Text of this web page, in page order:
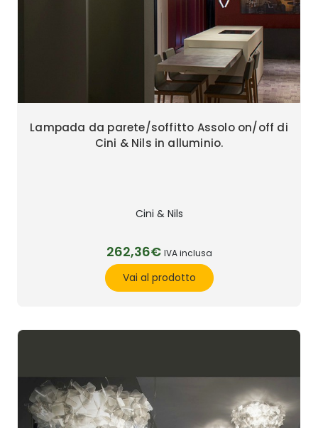
Lampada da parete/soffitto Assolo on/off di
Cini & Nils in alluminio.
Cini & Nils
262,36€ IVA inclusa
Vai al prodotto